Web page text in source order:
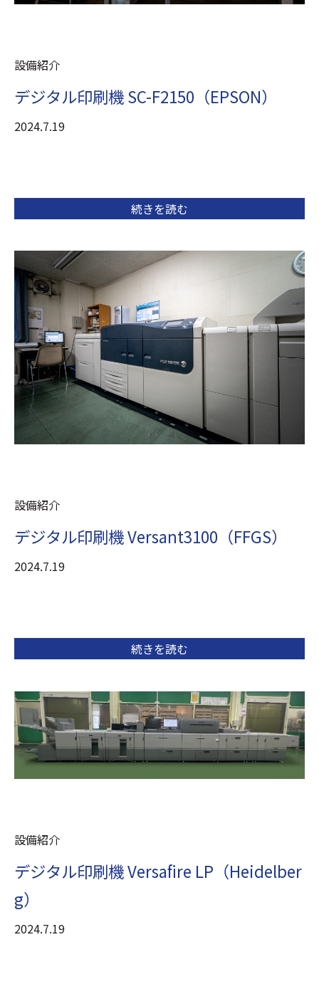
設備紹介
デジタル印刷機 SC-F2150（EPSON）
2024.7.19
続きを読む
設備紹介
デジタル印刷機 Versant3100（FFGS）
2024.7.19
続きを読む
設備紹介
デジタル印刷機 Versafire LP（Heidelber
g）
2024.7.19